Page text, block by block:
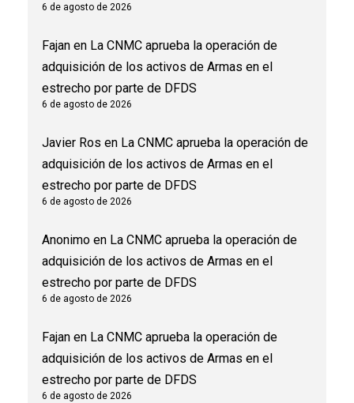
6 de agosto de 2026
Fajan en La CNMC aprueba la operación de
adquisición de los activos de Armas en el
estrecho por parte de DFDS
6 de agosto de 2026
Javier Ros en La CNMC aprueba la operación de
adquisición de los activos de Armas en el
estrecho por parte de DFDS
6 de agosto de 2026
Anonimo en La CNMC aprueba la operación de
adquisición de los activos de Armas en el
estrecho por parte de DFDS
6 de agosto de 2026
Fajan en La CNMC aprueba la operación de
adquisición de los activos de Armas en el
estrecho por parte de DFDS
6 de agosto de 2026